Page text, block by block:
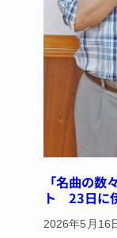
「名曲の数
ト 23日に
2026年5月16